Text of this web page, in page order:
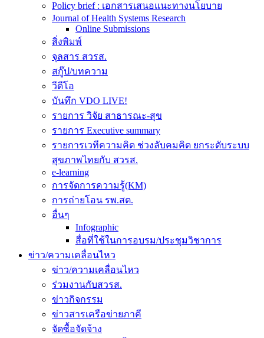
Policy brief : เอกสารเสนอแนะทางนโยบาย
Journal of Health Systems Research
Online Submissions
สิ่งพิมพ์
จุลสาร สวรส.
สกู๊ป/บทความ
วีดีโอ
บันทึก VDO LIVE!
รายการ วิจัย สาธารณะ-สุข
รายการ Executive summary
รายการเวทีความคิด ช่วงลับคมคิด ยกระดับระบบ
สุขภาพไทยกับ สวรส.
e-learning
การจัดการความรู้(KM)
การถ่ายโอน รพ.สต.
อื่นๆ
Infographic
สื่อที่ใช้ในการอบรม/ประชุมวิชาการ
ข่าว/ความเคลื่อนไหว
ข่าว/ความเคลื่อนไหว
ร่วมงานกับสวรส.
ข่าวกิจกรรม
ข่าวสารเครือข่ายภาคี
จัดซื้อจัดจ้าง